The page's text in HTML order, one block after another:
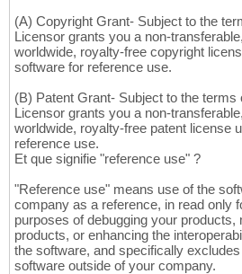
(A) Copyright Grant- Subject to the
Licensor grants you a non-
worldwide, royalty-free copyright
software for reference use.
(B) Patent Grant- Subject to the terms
Licensor grants you a non-
worldwide, royalty-free patent license
reference use.
Et que signifie "reference use" ?
"Reference use" means use of the
company as a reference, in read only
purposes of debugging your products,
products, or enhancing the
the software, and specifically
software outside of your company.